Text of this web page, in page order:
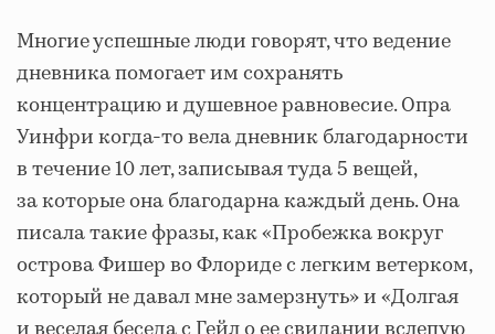
Многие успешные люди говорят, что ведение
дневника помогает им сохранять
концентрацию и душевное равновесие. Опра
Уинфри когда-то вела дневник благодарности
в течение 10 лет, записывая туда 5 вещей,
за которые она благодарна каждый день. Она
писала такие фразы, как «Пробежка вокруг
острова Фишер во Флориде с легким ветерком,
который не давал мне замерзнуть» и «Долгая